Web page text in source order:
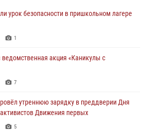
урок безопасности в пришкольном лагере
1
ведомственная акция «Каникулы с
7
утреннюю зарядку в преддверии Дня
Движения первых
5